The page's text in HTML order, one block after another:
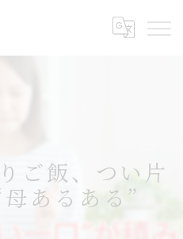
ご飯、つい片
あるある”